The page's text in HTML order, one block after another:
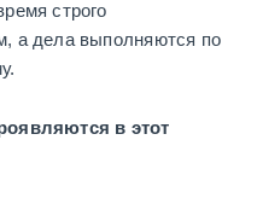
строго
а дела выполняются по
в этот